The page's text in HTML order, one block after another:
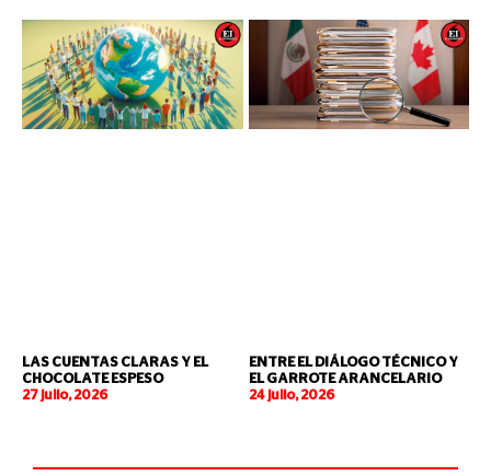
LAS CUENTAS CLARAS Y EL
CHOCOLATE ESPESO
27 julio, 2026
ENTRE EL DIÁLOGO TÉCNICO Y
EL GARROTE ARANCELARIO
24 julio, 2026